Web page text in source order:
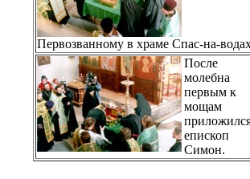
Первозванному в храме Спас-на-
После
молебна
первым к
мощам
епископ
Симон.